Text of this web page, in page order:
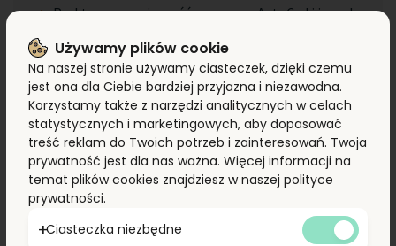
Praktyczna znajomość programu AutoCad i innych
kosztorysowych
Czynne prawo jazdy kat. B i gotowość do pracy
mobilnej
Wysokie zdolności analityczne, umiejętność
nieszablonowego myślenia i znajdowania
odpowiednich rozwiązań
Znajomość MS Office; Autocad
To oferujemy:
Używamy plików cookie
Na naszej stronie używamy ciasteczek, dzięki czemu
jest ona dla Ciebie bardziej przyjazna i niezawodna.
Korzystamy także z narzędzi analitycznych w celach
statystycznych i marketingowych, aby dopasować
treść reklam do Twoich potrzeb i zainteresowań. Twoja
prywatność jest dla nas ważna. Więcej informacji na
temat plików cookies znajdziesz w naszej polityce
prywatności.
Ciasteczka niezbędne